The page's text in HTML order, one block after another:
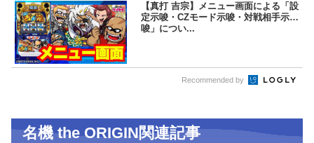
【真打 吉宗】メニュー画面による「設
定示唆・CZモード示唆・対戦相手示
唆」につい...
Recommended by
名機 the ORIGIN関連記事